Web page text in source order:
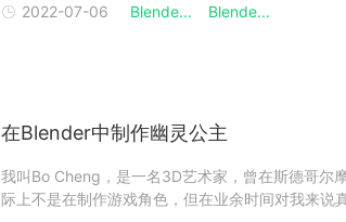
迷茫，在尝试过平面设计、广告摄影和2D插图等工
2022-07-06 Blende... Blende...
在Blender中制作幽灵公主
我叫Bo Cheng，是一名3D艺术家，曾在斯德哥尔
际上不是在制作游戏角色，但在业余时间对我来说